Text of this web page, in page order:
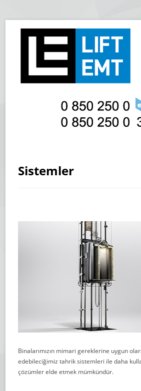
Sistemler
Binalarımızın mimari gereklerine uygun
edebileciğimiz tahrik sistemleri ile daha
çözümler elde etmek mümkündür.